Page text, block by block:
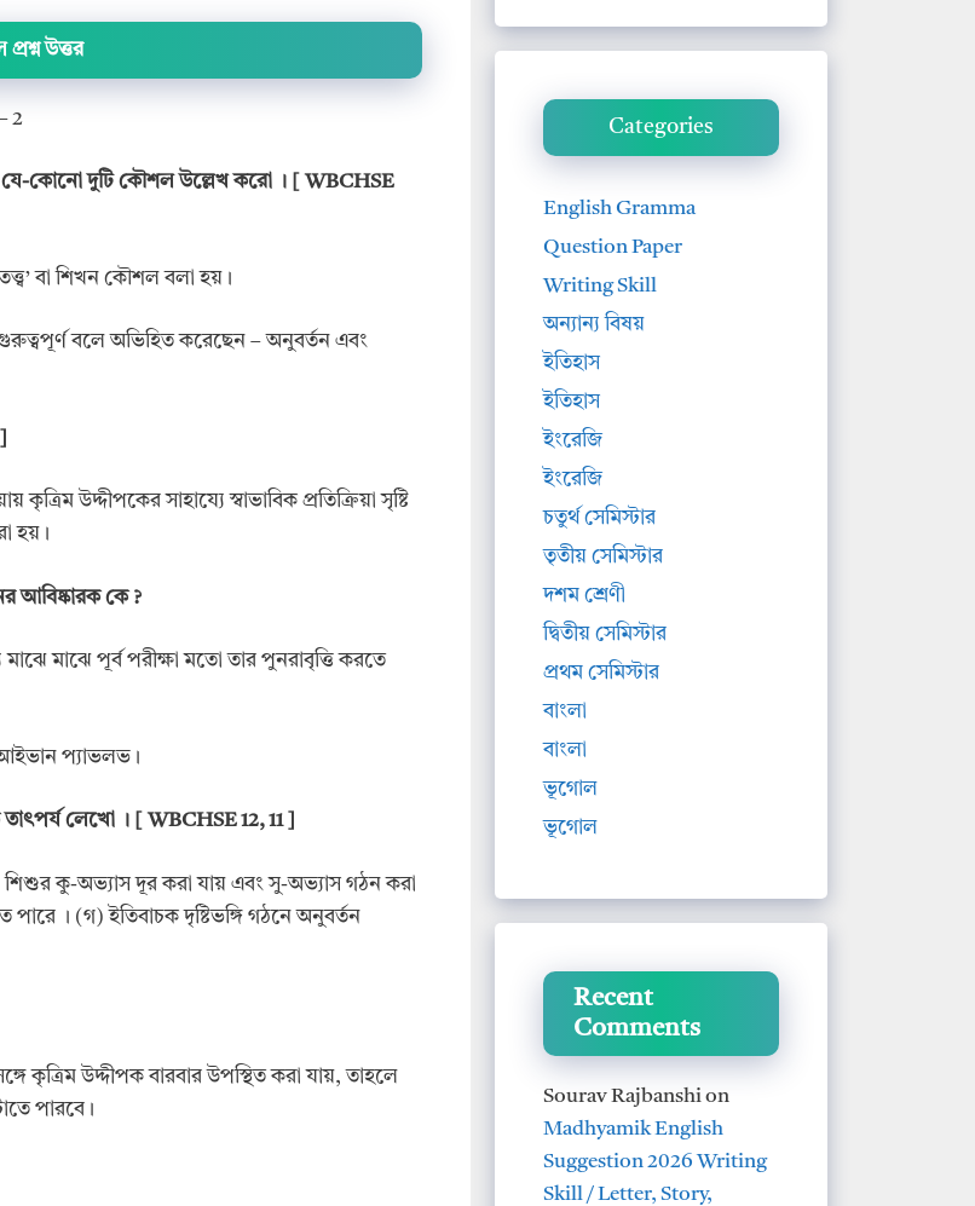
উত্তর
2
যে-কোনো দুটি কৌশল উল্লেখ করো । [ WBCHSE
বা শিখন কৌশল বলা হয়।
বলে অভিহিত করেছেন – অনুবর্তন এবং
উদ্দীপকের সাহায্যে স্বাভাবিক প্রতিক্রিয়া সৃষ্টি
হয়।
আবিষ্কারক কে?
মাঝে পূর্ব পরীক্ষা মতো তার পুনরাবৃত্তি করতে
আইভান প্যাভলভ।
তাৎপর্য লেখো । [ WBCHSE 12, 11 ]
শিশুর কু-অভ্যাস দূর করা যায় এবং সু-অভ্যাস গঠন করা
পারে । (গ) ইতিবাচক দৃষ্টিভঙ্গি গঠনে অনুবর্তন
কৃত্রিম উদ্দীপক বারবার উপস্থিত করা যায়, তাহলে
পারবে।
Categories
English Gramma
Question Paper
Writing Skill
অন্যান্য বিষয়
ইতিহাস
ইতিহাস
ইংরেজি
ইংরেজি
চতুর্থ সেমিস্টার
তৃতীয় সেমিস্টার
দশম শ্রেণী
দ্বিতীয় সেমিস্টার
প্রথম সেমিস্টার
বাংলা
বাংলা
ভূগোল
ভূগোল
Recent
Comments
Sourav Rajbanshion
Madhyamik English
Suggestion 2026 Writing
Skill / Letter, Story,